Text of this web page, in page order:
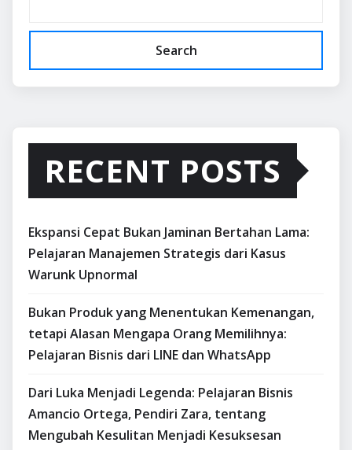
Search
RECENT POSTS
Ekspansi Cepat Bukan Jaminan Bertahan Lama:
Pelajaran Manajemen Strategis dari Kasus
Warunk Upnormal
Bukan Produk yang Menentukan Kemenangan,
tetapi Alasan Mengapa Orang Memilihnya:
Pelajaran Bisnis dari LINE dan WhatsApp
Dari Luka Menjadi Legenda: Pelajaran Bisnis
Amancio Ortega, Pendiri Zara, tentang
Mengubah Kesulitan Menjadi Kesuksesan